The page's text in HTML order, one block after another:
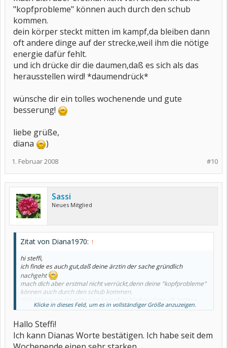
"kopfprobleme" können auch durch den schub
kommen.
dein körper steckt mitten im kampf,da bleiben dann
oft andere dinge auf der strecke,weil ihm die nötige
energie dafür fehlt.
und ich drücke dir die daumen,daß es sich als das
herausstellen wird! *daumendrück*
wünsche dir ein tolles wochenende und gute
besserung!
liebe grüße,
diana
)
#10
1. Februar 2008
Sassi
Neues Mitglied
Zitat von Diana1970: ↑
hi steffi,
ich finde es auch gut,daß deine ärztin der sache gründlich
nachgeht
mach dich aber erstmal nicht verrückt,denn deine "kopfprobleme"
können auch durch den schub kommen.
dinge auf der strecke,weil ihm die nötige energie dafür fehlt.
wird! *daumendrück*
Klicke in dieses Feld, um es in vollständiger Größe anzuzeigen.
Hallo Steffi!
Ich kann Dianas Worte bestätigen. Ich habe seit dem